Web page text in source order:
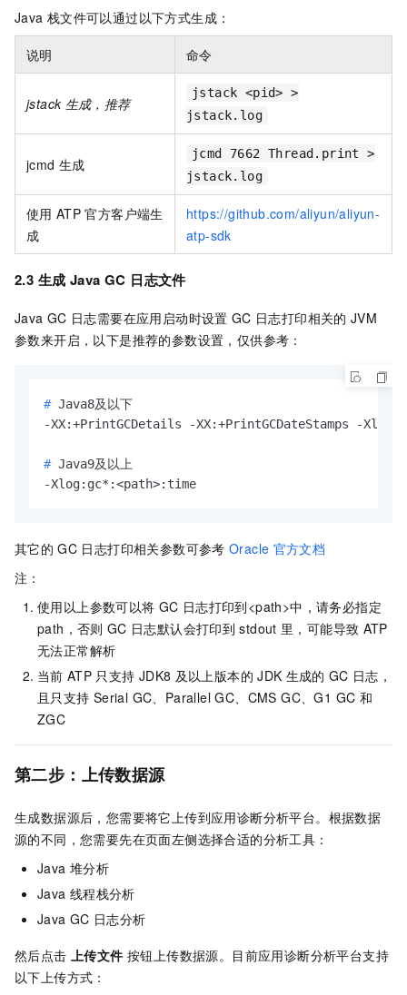
Java 栈文件可以通过以下方式生成：
说明 命令
jstack 生成，推荐
jstack <pid> >
jstack.log
jcmd 生成
jcmd 7662 Thread.print >
jstack.log
使用 ATP 官方客户端生
成
https://github.com/aliyun/aliyun-
atp-sdk
2.3 生成 Java GC 日志文件
Java GC 日志需要在应用启动时设置 GC 日志打印相关的 JVM
参数来开启，以下是推荐的参数设置，仅供参考：
# Java8及以下
# Java9及以上
-Xlog:gc*:<path>:time
其它的 GC 日志打印相关参数可参考 Oracle 官方文档
注：
使用以上参数可以将 GC 日志打印到<path>中，请务必指定
path，否则 GC 日志默认会打印到 stdout 里，可能导致 ATP
无法正常解析
当前 ATP 只支持 JDK8 及以上版本的 JDK 生成的 GC 日志，
且只支持 Serial GC、Parallel GC、CMS GC、G1 GC 和
ZGC
第二步：上传数据源
生成数据源后，您需要将它上传到应用诊断分析平台。根据数据
源的不同，您需要先在页面左侧选择合适的分析工具：
Java 堆分析
Java 线程栈分析
Java GC 日志分析
然后点击 上传文件 按钮上传数据源。目前应用诊断分析平台支持
以下上传方式：